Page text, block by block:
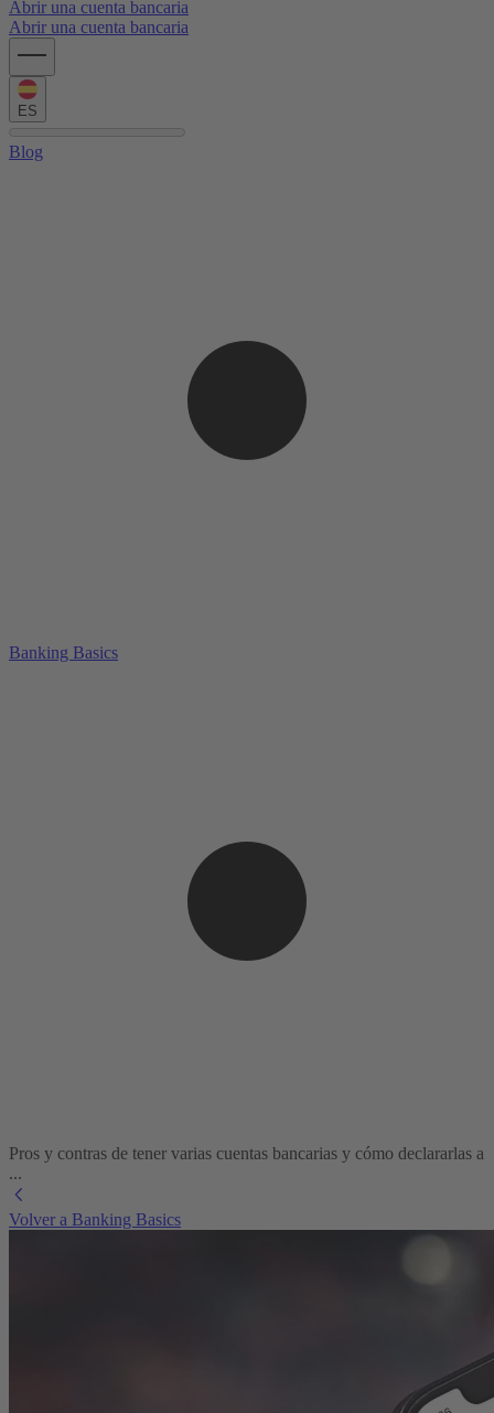
Abrir una cuenta bancaria
Abrir una cuenta bancaria
ES
Blog
Banking Basics
Pros y contras de tener varias cuentas bancarias y cómo declararlas a
...
Volver a Banking Basics